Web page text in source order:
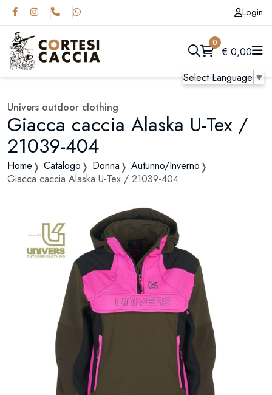
Select Language▼
Login
0
€ 0,00
Univers outdoor clothing
Giacca caccia Alaska U-Tex /
21039-404
Home Catalogo Donna
Autunno/Inverno
Giacca caccia Alaska U-Tex / 21039-404